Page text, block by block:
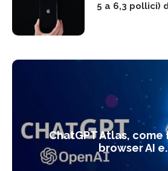
5 a 6,3 pollici)
ChatGPT Atlas,
browser AI